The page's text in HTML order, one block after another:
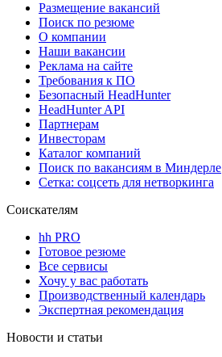
Размещение вакансий
Поиск по резюме
О компании
Наши вакансии
Реклама на сайте
Требования к ПО
Безопасный HeadHunter
HeadHunter API
Партнерам
Инвесторам
Каталог компаний
Поиск по вакансиям в Миндерле
Сетка: соцсеть для нетворкинга
Соискателям
hh PRO
Готовое резюме
Все сервисы
Хочу у вас работать
Производственный календарь
Экспертная рекомендация
Новости и статьи